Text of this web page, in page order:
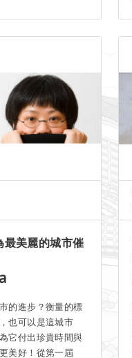
最美麗的城市催
的進步？衡量的標
也可以是這城市
它付出珍貴時間與
美好！從第一屆